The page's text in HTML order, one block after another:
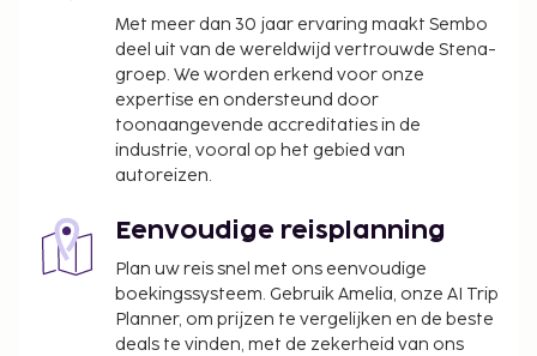
Met meer dan 30 jaar ervaring maakt Sembo
deel uit van de wereldwijd vertrouwde Stena-
groep. We worden erkend voor onze
expertise en ondersteund door
toonaangevende accreditaties in de
industrie, vooral op het gebied van
autoreizen.
Eenvoudige reisplanning
Plan uw reis snel met ons eenvoudige
boekingssysteem. Gebruik Amelia, onze AI Trip
Planner, om prijzen te vergelijken en de beste
deals te vinden, met de zekerheid van ons